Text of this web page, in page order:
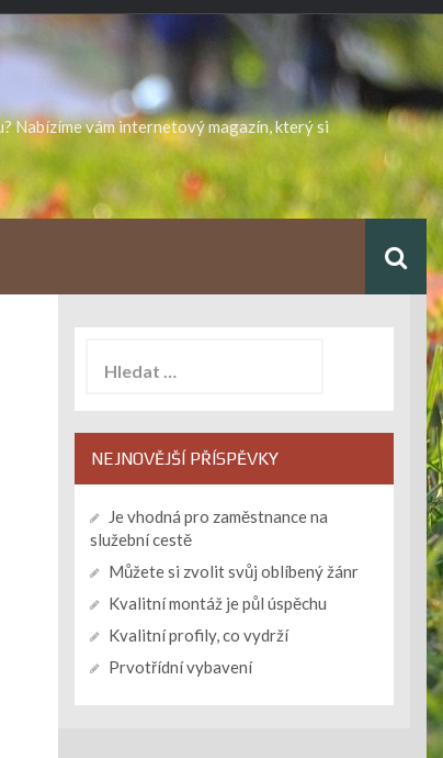
Nabízíme vám internetový magazín, který si
NEJNOVĚJŠÍ PŘÍSPĚVKY
Je vhodná pro zaměstnance na
služební cestě
Můžete si zvolit svůj oblíbený žánr
Kvalitní montáž je půl úspěchu
Kvalitní profily, co vydrží
Prvotřídní vybavení